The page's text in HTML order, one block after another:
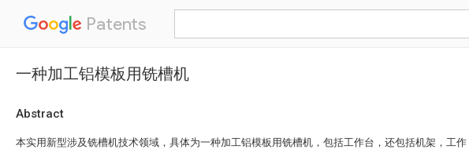
Patents
一种加工铝模板用铣槽机
Abstract
本实用新型涉及铣槽机技术领域，具体为一种加工铝模板用铣槽机，包括工作台，还包括机架，工作